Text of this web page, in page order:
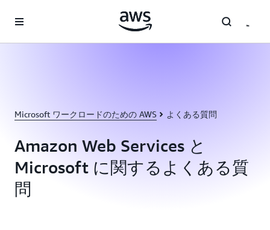
Microsoft ワークロードのための AWS よくある質問
Amazon Web Services と
Microsoft に関するよくある質
問